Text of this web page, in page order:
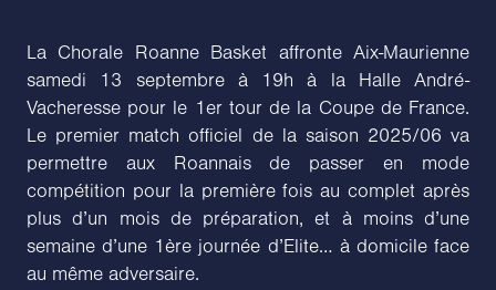
La Chorale Roanne Basket affronte Aix-Maurienne
samedi 13 septembre à 19h à la Halle André-
Vacheresse pour le 1er tour de la Coupe de France.
Le premier match officiel de la saison 2025/06 va
permettre aux Roannais de passer en mode
compétition pour la première fois au complet après
plus d’un mois de préparation, et à moins d’une
semaine d’une 1ère journée d’Elite… à domicile face
au même adversaire.